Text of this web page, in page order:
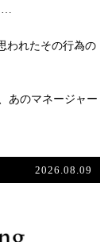
われたその行為の
あのマネージャー
2026.08.09